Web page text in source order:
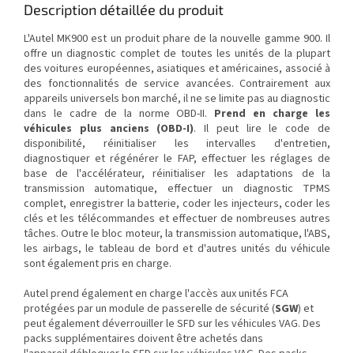
Description détaillée du produit
L'Autel MK900 est un produit phare de la nouvelle gamme 900. Il
offre un diagnostic complet de toutes les unités de la plupart
des voitures européennes, asiatiques et américaines, associé à
des fonctionnalités de service avancées. Contrairement aux
appareils universels bon marché, il ne se limite pas au diagnostic
dans le cadre de la norme OBD-II. Prend en charge les
véhicules plus anciens (OBD-I). Il peut lire le code de
disponibilité, réinitialiser les intervalles d'entretien,
diagnostiquer et régénérer le FAP, effectuer les réglages de
base de l'accélérateur, réinitialiser les adaptations de la
transmission automatique, effectuer un diagnostic TPMS
complet, enregistrer la batterie, coder les injecteurs, coder les
clés et les télécommandes et effectuer de nombreuses autres
tâches. Outre le bloc moteur, la transmission automatique, l'ABS,
les airbags, le tableau de bord et d'autres unités du véhicule
sont également pris en charge.
Autel prend également en charge l'accès aux unités FCA
protégées par un module de passerelle de sécurité (SGW) et
peut également déverrouiller le SFD sur les véhicules VAG. Des
packs supplémentaires doivent être achetés dans